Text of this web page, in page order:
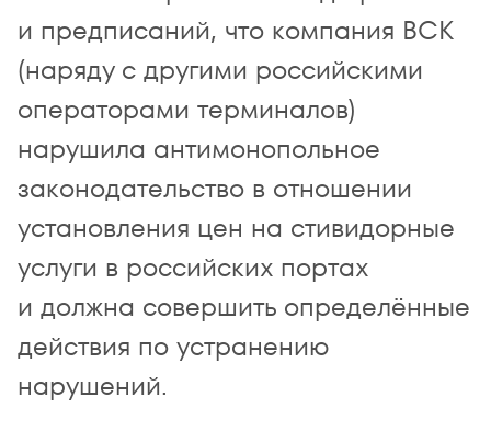
и предписаний, что компания ВСК
(наряду с другими российскими
операторами терминалов)
нарушила антимонопольное
законодательство в отношении
установления цен на стивидорные
услуги в российских портах
и должна совершить определённые
действия по устранению
нарушений.